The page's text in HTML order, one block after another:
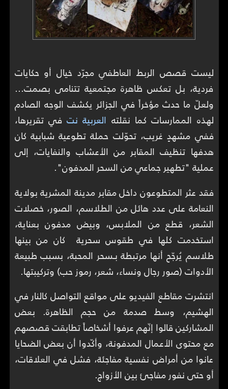
ليست قصص الربط العاطفي مجرّد خيال أو حكايات
فردية، بل تعكس ظاهرة مجتمعية تتنامى بصمت…
ولعلّ ما حدث مؤخراً في الجزائر يكشف الوجه الصادم
لهذه الممارسات كما نقلته العربية نتفي تقريرها،
ففي مشهدٍ غريب، تحوّلت حملة تطوعية شبابية كان
هدفها تنظيف المقابر من الأعشاب والنفايات، إلى
عملية "تطهير جماعي من السحر المدفون".
فقد عثر المتطوعون داخل مقابر مدينة المشرية بولاية
النعامة على عدد هائل من الطلاسم، الصور، خصلات
الشعر، قطع من الملابس، وبيض مدفون بعناية،
استخدمت كلها في طقوس سحرية كان من بينها
طلاسم يُرجّح أنها مرتبطة بـسحر المحبة، بسبب طبيعة
الأدوات (صور رجال ونساء، شعر، رموز حب) وتركيبتها.
انتشرت مقاطع الفيديو على مواقع التواصل كالنار في
الهشيم، وسط صدمة من حجم الظاهرة. بعض
المشاركين قالوا إنّهم عرفوا أشخاصاً تطابقت قصصهم
مع محتوى الأعمال المدفونة، وأكّدوا أن بعض الضحايا
عانوا من أمراض نفسية مفاجئة، فشل في العلاقات،
أو حتى نفور مفاجئ بين الأزواج.